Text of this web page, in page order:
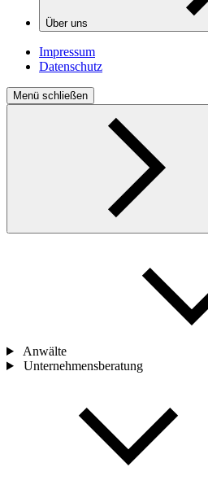
Über uns
Impressum
Datenschutz
Menü schließen
Anwälte
Unternehmensberatung